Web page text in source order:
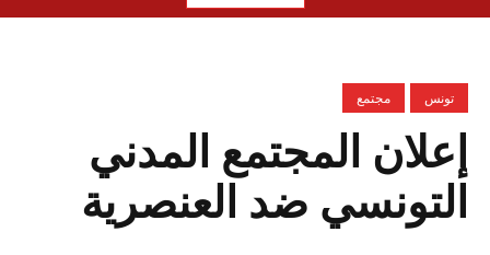
تونس مجتمع
إعلان المجتمع المدني
التونسي ضد العنصرية